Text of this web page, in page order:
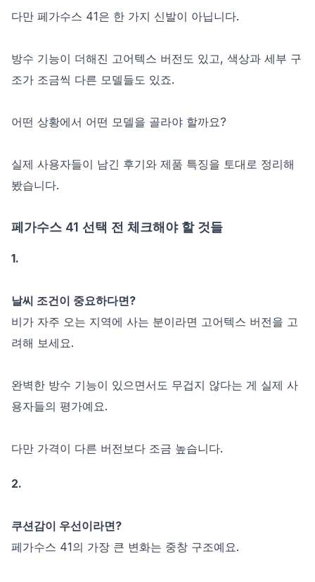
다만 페가수스 41은 한 가지 신발이 아닙니다.
방수 기능이 더해진 고어텍스 버전도 있고, 색상과 세부 구
조가 조금씩 다른 모델들도 있죠.
어떤 상황에서 어떤 모델을 골라야 할까요?
실제 사용자들이 남긴 후기와 제품 특징을 토대로 정리해
봤습니다.
페가수스 41 선택 전 체크해야 할 것들
1.
날씨 조건이 중요하다면?
비가 자주 오는 지역에 사는 분이라면 고어텍스 버전을 고
려해 보세요.
완벽한 방수 기능이 있으면서도 무겁지 않다는 게 실제 사
용자들의 평가예요.
다만 가격이 다른 버전보다 조금 높습니다.
2.
쿠션감이 우선이라면?
페가수스 41의 가장 큰 변화는 중창 구조예요.